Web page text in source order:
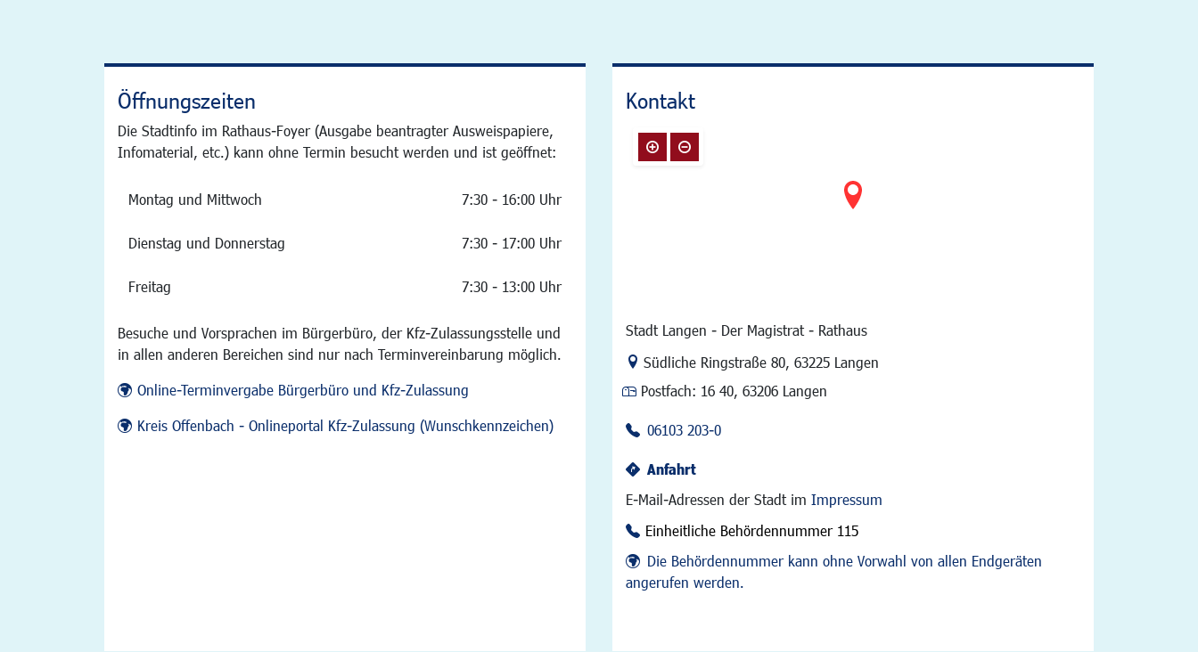
Öffnungszeiten
Die Stadtinfo im Rathaus-Foyer (Ausgabe beantragter Ausweispapiere,
Infomaterial, etc.) kann ohne Termin besucht werden und ist geöffnet:
Montag und Mittwoch 7:30 - 16:00 Uhr
Dienstag und Donnerstag 7:30 - 17:00 Uhr
Freitag 7:30 - 13:00 Uhr
Besuche und Vorsprachen im Bürgerbüro, der Kfz-Zulassungsstelle und
in allen anderen Bereichen sind nur nach Terminvereinbarung möglich.
Online-Terminvergabe Bürgerbüro und Kfz-Zulassung
Kreis Offenbach - Onlineportal Kfz-Zulassung (Wunschkennzeichen)
Kontakt
Stadt Langen - Der Magistrat - Rathaus
Link zur Google-Maps Navigation
Südliche Ringstraße 80, 63225 Langen
Postfach: 16 40, 63206 Langen
06103 203-0
Anfahrt
E-Mail-Adressen der Stadt im Impressum
Einheitliche Behördennummer 115
Die Behördennummer kann ohne Vorwahl von allen Endgeräten
angerufen werden.